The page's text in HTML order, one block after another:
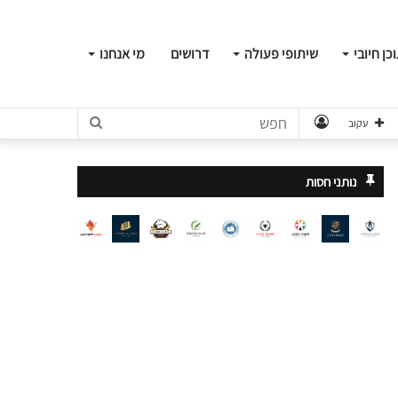
חיובי שיתופי פעולה דרושים מי אנחנו
חפש התחבר עקוב
נותני חסות